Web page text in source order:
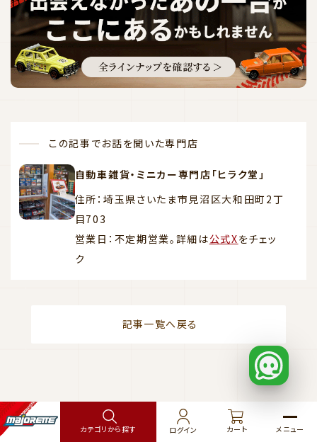
この記事でお話を聞いた専門店
自動車雑貨・ミニカー専門店「ヒラク堂」
住所：埼玉県さいたま市見沼区大和田町2丁
目703
営業日：不定期営業。詳細は公式Xをチェッ
ク
記事一覧へ戻る
カテゴリから探す ログイン カート メニュー